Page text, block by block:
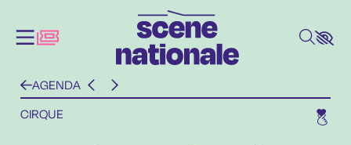
AGENDA
CIRQUE